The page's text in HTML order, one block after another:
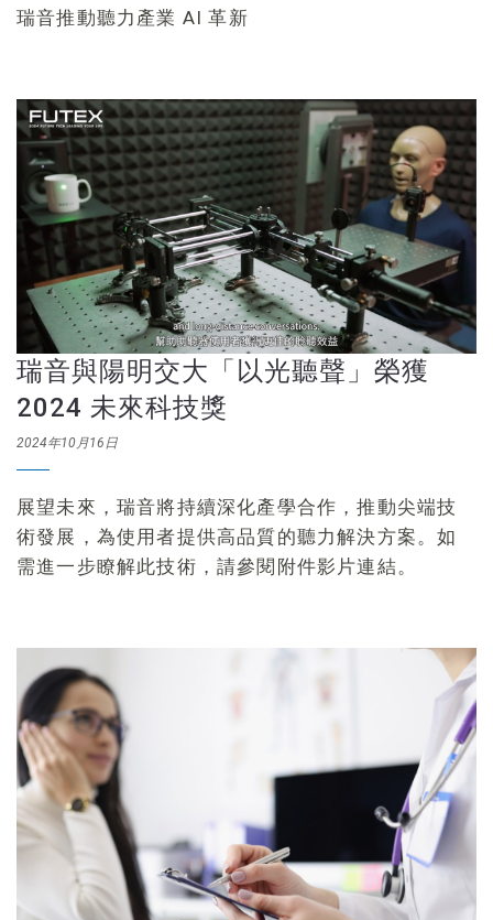
瑞音推動聽力產業 AI 革新
瑞音與陽明交大「以光聽聲」榮獲
2024 未來科技獎
2024年10月16日
展望未來，瑞音將持續深化產學合作，推動尖端技
術發展，為使用者提供高品質的聽力解決方案。如
需進一步瞭解此技術，請參閱附件影片連結。